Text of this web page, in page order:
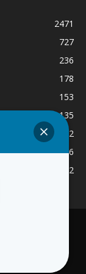
2471
727
236
178
153
135
132
126
122